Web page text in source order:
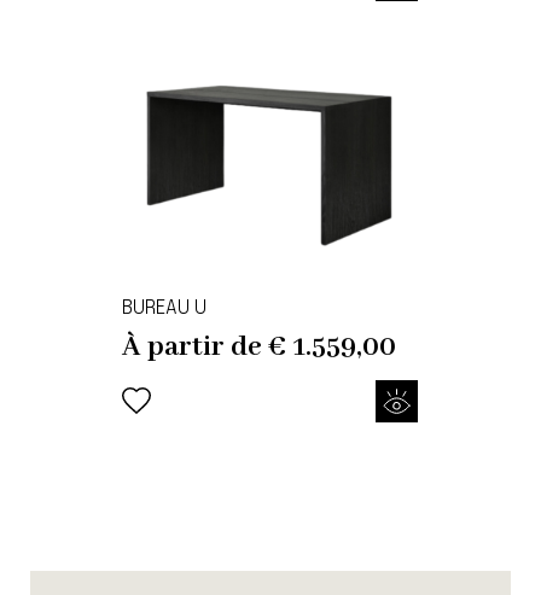
BUREAU U
À partir de€ 1.559,00